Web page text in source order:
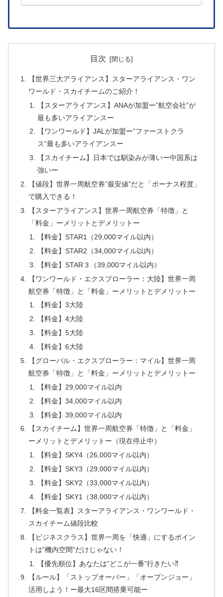
目次
【世界三大アライアンス】スターアライアンス・ワン
ワールド・スカイチームのご紹介！
【スターアライアンス】ANAが加盟ー”航空会社”が
最も多いアライアンスー
【ワンワールド】JALが加盟ー”ファーストクラ
ス”最も多いアライアンスー
【スカイチーム】日本では馴染みが薄いー中国系は
強いー
【値段】世界一周航空券”最安値”だと「ボーナス程度」
で購入できる！
【スターアライアンス】世界一周航空券「特徴」と
「料金」ーメリットとデメリットー
【料金】STAR1（29,000マイル以内）
【料金】STAR2（34,000マイル以内）
【料金】STAR３（39,000マイル以内）
【ワンワールド・エクスプローラー：大陸】世界一周
航空券「特徴」と「料金」ーメリットとデメリットー
【料金】3大陸
【料金】4大陸
【料金】5大陸
【料金】6大陸
【グローバル・エクスプローラー：マイル】世界一周
航空券「特徴」と「料金」ーメリットとデメリットー
【料金】29,000マイル以内
【料金】34,000マイル以内
【料金】39,000マイル以内
【スカイチーム】世界一周航空券「特徴」と「料金」
ーメリットとデメリットー（現在停止中）
【料金】SKY4（26,000マイル以内）
【料金】SKY3（29,000マイル以内）
【料金】SKY2（33,000マイル以内）
【料金】SKY1（38,000マイル以内）
【料金一覧表】スターアライアンス・ワンワールド・
スカイチーム値段比較
【ビジネスクラス】世界一周を「快適」にするポイン
トは”機内空間”だけじゃない！
【優先順位】あなたは”どこが一番”行きたい⁈
【ルール】「ストップオーバー」「オープンジョー」
活用しよう！ー最大16区間搭乗可能ー